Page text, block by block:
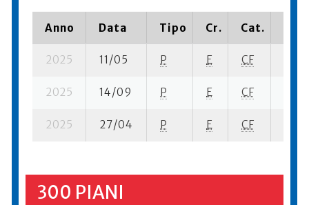
Anno Data Tipo Cr. Cat.
2025 11/05 P E CF
2025 14/09 P E CF
2025 27/04 P E CF
300 PIANI